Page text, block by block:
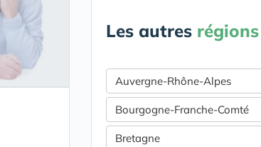
Les autres régions
Auvergne-Rhône-Alpes
Bourgogne-Franche-Comté
Bretagne